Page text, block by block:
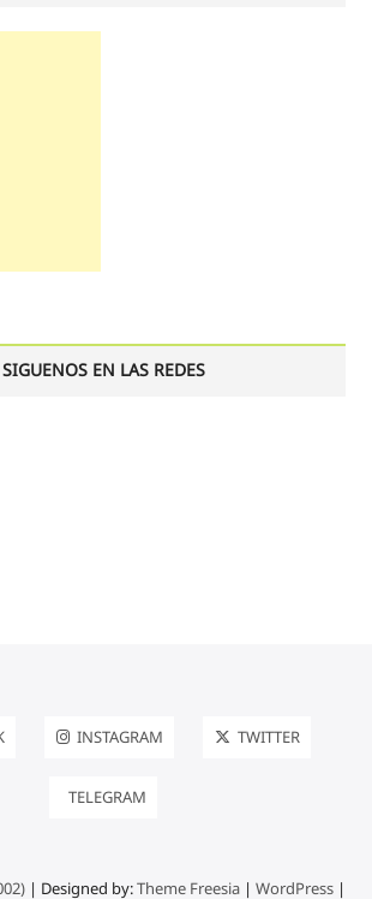
SIGUENOS EN LAS REDES
INSTAGRAM TWITTER
TELEGRAM
| Designed by:Theme Freesia| WordPress|